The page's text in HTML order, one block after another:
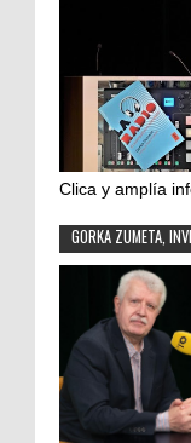
Clica y amplía
GORKA ZUMETA,